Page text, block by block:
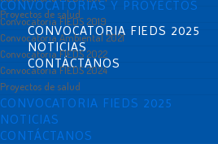
Proyectos de salud
CONVOCATORIA FIEDS 2025
NOTICIAS
CONTÁCTANOS
CONVOCATORIAS Y PROYECTOS
Convocatoria FIEDS 2019
Convocatoria Ambiental 2021
Convocatoria FIEDS 2022
Convocatoria FIEDS 2024
Proyectos de salud
CONVOCATORIA FIEDS 2025
NOTICIAS
CONTÁCTANOS